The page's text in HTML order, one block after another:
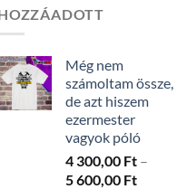
Még nem
számoltam össze,
de azt hiszem
ezermester
vagyok póló
4 300,00 Ft –
5 600,00 Ft